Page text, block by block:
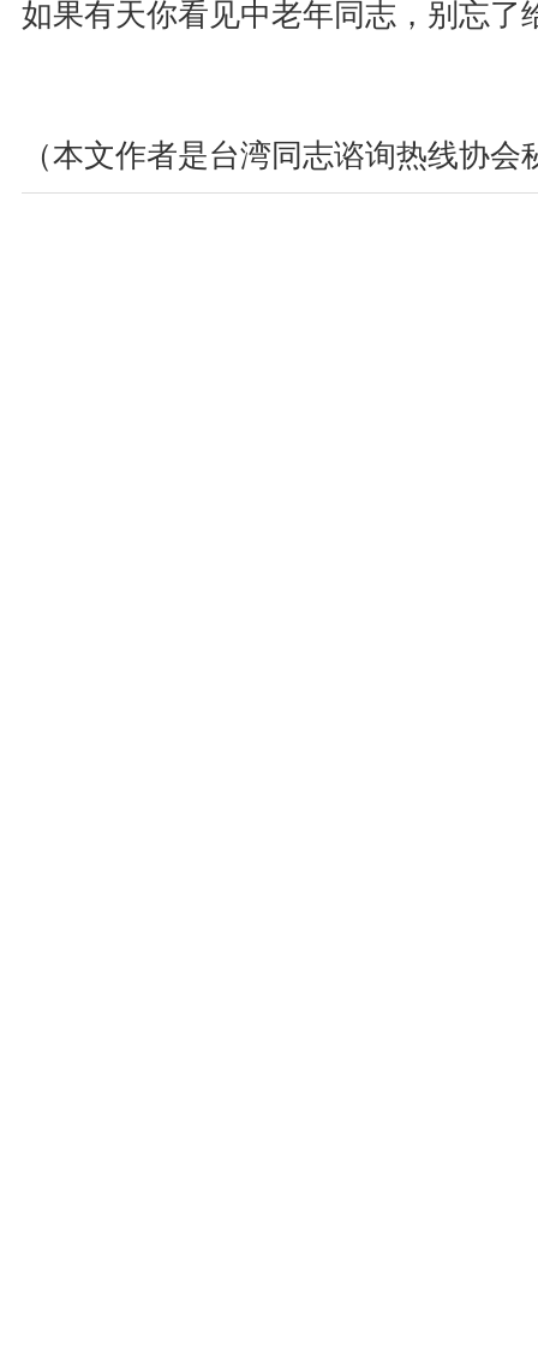
如果有天你看见中老年同志，别忘
（本文作者是台湾同志谘询热线协会